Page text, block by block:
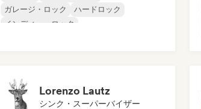
ガレージ・ロック
ハードロック
インディー・ロック
ック
Lorenzo Lautz
シンク・スーパーバイザー